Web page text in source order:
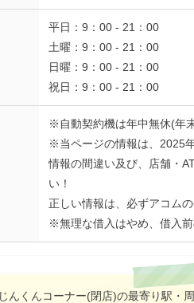
平日：9：00 - 21：00
土曜：9：00 - 21：00
日曜：9：00 - 21：00
祝日：9：00 - 21：00
※自動契約機は年中無休(年
※当ページの情報は、2025
情報の間違い及び、店舗・
い！
正しい情報は、必ずアコム
※無理な借入はやめ、借入
んくんコーナー(閉店)の最寄り駅・